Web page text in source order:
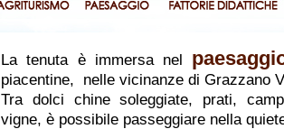
La tenuta è immersa nel
piacentine, nelle vicinanze di Grazzano
Tra dolci chine soleggiate, prati,
vigne, è possibile passeggiare nella